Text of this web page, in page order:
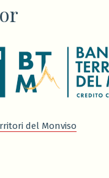
del Monviso